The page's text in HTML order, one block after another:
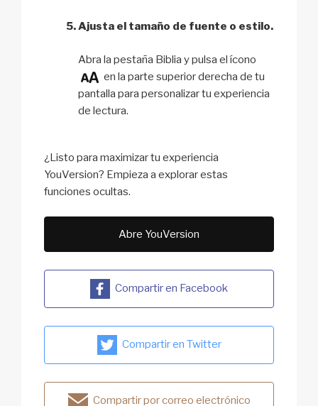
Ajusta el tamaño de fuente o estilo.
Abra la pestaña Biblia y pulsa el ícono
en la parte superior derecha de tu
pantalla para personalizar tu experiencia
de lectura.
¿Listo para maximizar tu experiencia
YouVersion? Empieza a explorar estas
funciones ocultas.
Abre YouVersion
Compartir en Facebook
Compartir en Twitter
Compartir por correo electrónico